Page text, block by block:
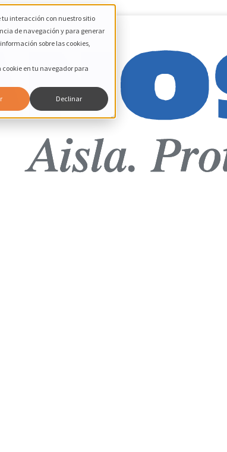
interacción con nuestro sitio
de navegación y para generar
sobre las cookies,
en tu navegador para
Declinar